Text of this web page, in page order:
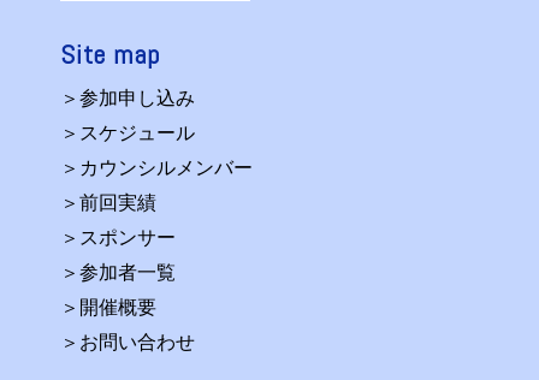
Site map
＞参加申し込み
＞スケジュール
＞カウンシルメンバー
＞前回実績
＞スポンサー
＞参加者一覧
＞開催概要
＞お問い合わせ